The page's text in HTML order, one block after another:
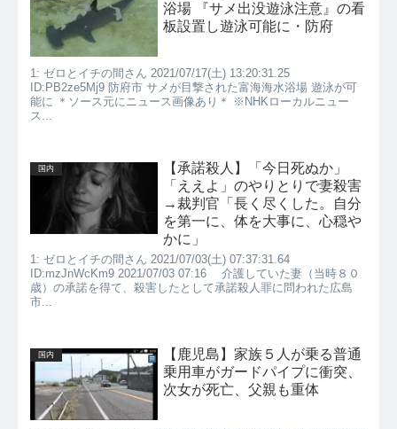
浴場 『サメ出没遊泳注意』の看
板設置し遊泳可能に・防府
1: ゼロとイチの間さん 2021/07/17(土) 13:20:31.25
ID:PB2ze5Mj9 防府市 サメが目撃された富海海水浴場 遊泳が可
能に ＊ソース元にニュース画像あり＊ ※NHKローカルニュー
ス...
国内
【承諾殺人】「今日死ぬか」
「ええよ」のやりとりで妻殺害
→裁判官「長く尽くした。自分
を第一に、体を大事に、心穏や
かに」
1: ゼロとイチの間さん 2021/07/03(土) 07:37:31.64
ID:mzJnWcKm9 2021/07/03 07:16 介護していた妻（当時８０
歳）の承諾を得て、殺害したとして承諾殺人罪に問われた広島
市...
国内
【鹿児島】家族５人が乗る普通
乗用車がガードパイプに衝突、
次女が死亡、父親も重体